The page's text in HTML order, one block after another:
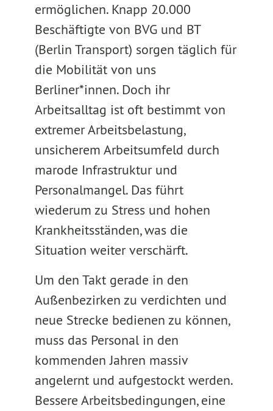
ermöglichen. Knapp 20.000
Beschäftigte von BVG und BT
(Berlin Transport) sorgen täglich für
die Mobilität von uns
Berliner*innen. Doch ihr
Arbeitsalltag ist oft bestimmt von
extremer Arbeitsbelastung,
unsicherem Arbeitsumfeld durch
marode Infrastruktur und
Personalmangel. Das führt
wiederum zu Stress und hohen
Krankheitsständen, was die
Situation weiter verschärft.
Um den Takt gerade in den
Außenbezirken zu verdichten und
neue Strecke bedienen zu können,
muss das Personal in den
kommenden Jahren massiv
angelernt und aufgestockt werden.
Bessere Arbeitsbedingungen, eine